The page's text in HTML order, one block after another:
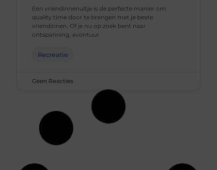
Een vriendinnenuitje is de perfecte manier om
quality time door te brengen met je beste
vriendinnen. Of je nu op zoek bent naar
ontspanning, avontuur
Recreatie
Geen Reacties